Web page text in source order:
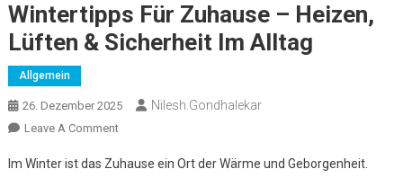
Wintertipps Für Zuhause – Heizen,
Lüften & Sicherheit Im Alltag
Allgemein
26. Dezember 2025 Nilesh.gondhalekar
Leave A CommentOn
Für
Im Winter ist das Zuhause ein Ort der Wärme und Geborgenheit.